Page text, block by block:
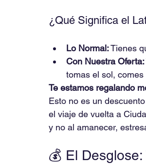
¿Qué Significa el
Lo Normal: Tienes
Con Nuestra Oferta:
tomas el sol,
Te estamos regalando
Esto no es un
el viaje de vuelta a
y no al amanecer,
💰 El